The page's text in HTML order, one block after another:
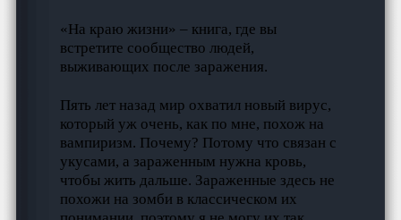
«На краю жизни» – книга, где вы
встретите сообщество людей,
выживающих после заражения.
Пять лет назад мир охватил новый вирус,
который уж очень, как по мне, похож на
вампиризм. Почему? Потому что связан с
укусами, а зараженным нужна кровь,
чтобы жить дальше. Зараженные здесь не
похожи на зомби в классическом их